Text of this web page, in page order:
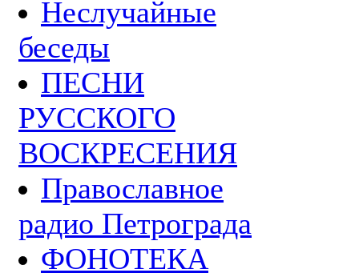
Неслучайные
беседы
ПЕСНИ
РУССКОГО
ВОСКРЕСЕНИЯ
Православное
радио Петрограда
ФОНОТЕКА